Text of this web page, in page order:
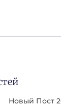
Новый Пост